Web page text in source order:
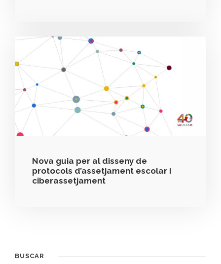
Nova guia per al disseny de
protocols d’assetjament escolar i
ciberassetjament
BUSCAR